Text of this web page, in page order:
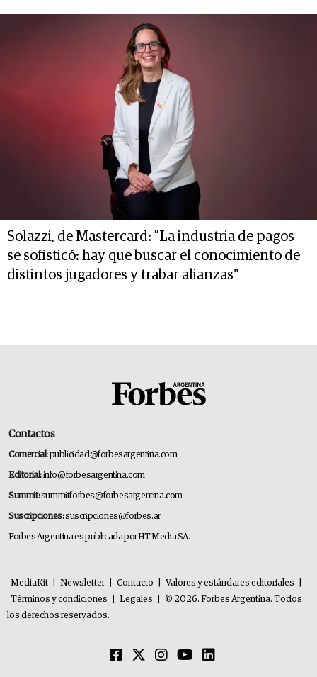
Solazzi, de Mastercard: ”La industria de pagos
se sofisticó: hay que buscar el conocimiento de
distintos jugadores y trabar alianzas"
Contactos
Comercial:publicidad@forbesargentina.com
Editorial:info@forbesargentina.com
Summit:summitforbes@forbesargentina.com
Suscripciones:suscripciones@forbes.ar
Forbes Argentina es publicada por HT Media SA.
MediaKit Newsletter Contacto Valores y estándares editoriales
Términos y condiciones
Legales
© 2026. Forbes Argentina. Todos
los derechos reservados.